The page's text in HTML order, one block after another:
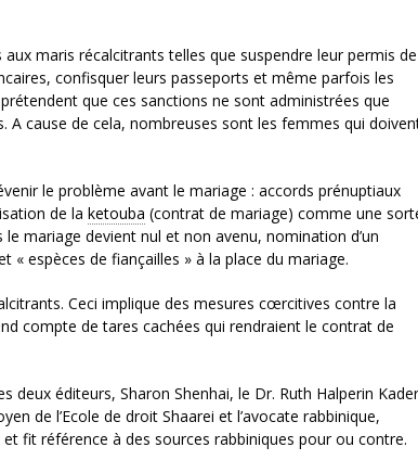
maris récalcitrants telles que suspendre leur permis de
confisquer leurs passeports et même parfois les
prétendent que ces sanctions ne sont administrées que
cause de cela, nombreuses sont les femmes qui
le problème avant le mariage : accords prénuptiaux
de la ketouba (contrat de mariage) comme une
mariage devient nul et non avenu, nomination d’un
espèces de fiançailles » à la place du mariage.
Ceci implique des mesures cœrcitives contre la
compte de tares cachées qui rendraient le contrat de
éditeurs, Sharon Shenhai, le Dr. Ruth Halperin
de l’Ecole de droit Shaarei et l’avocate rabbinique,
fit référence à des sources rabbiniques pour ou contre.